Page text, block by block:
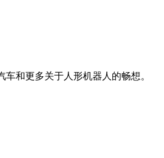
和更多关于人形机器人的畅想。